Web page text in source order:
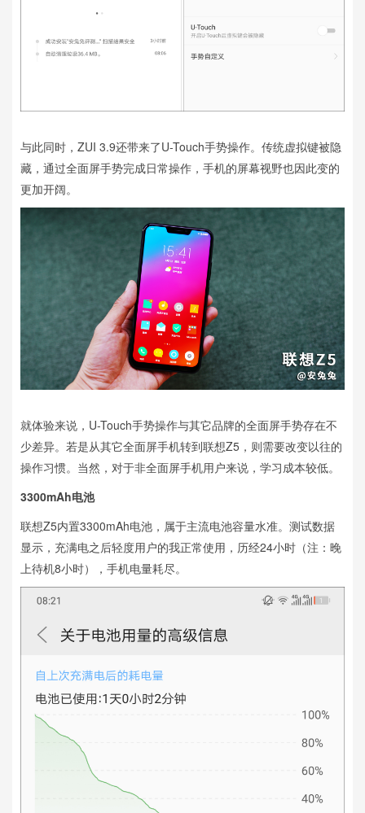
与此同时，ZUI 3.9还带来了U-Touch手势操作。传统虚拟键被隐
藏，通过全面屏手势完成日常操作，手机的屏幕视野也因此变的
更加开阔。
就体验来说，U-Touch手势操作与其它品牌的全面屏手势存在不
少差异。若是从其它全面屏手机转到联想Z5，则需要改变以往的
操作习惯。当然，对于非全面屏手机用户来说，学习成本较低。
3300mAh电池
联想Z5内置3300mAh电池，属于主流电池容量水准。测试数据
显示，充满电之后轻度用户的我正常使用，历经24小时（注：晚
上待机8小时），手机电量耗尽。